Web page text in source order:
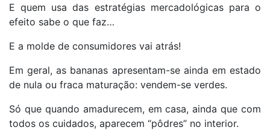
E quem usa das estratégias mercadológicas para o
efeito sabe o que faz…
E a molde de consumidores vai atrás!
Em geral, as bananas apresentam-se ainda em estado
de nula ou fraca maturação: vendem-se verdes.
Só que quando amadurecem, em casa, ainda que com
todos os cuidados, aparecem “pôdres” no interior.